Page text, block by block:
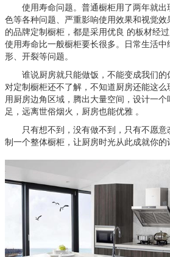
使用寿命问题。普通橱柜用了两年就出
色等各种问题、严重影响使用效果和视觉
的品牌定制橱柜，都是采用优良 的板材经
使用寿命比一般橱柜要长很多。日常生活
形、开裂等问题。
谁说厨房就只能做饭，不能变成我们的
对定制橱柜还不了解，不知道厨房还能这
用厨房边角区域，腾出大量空间，设计一
足，远离世俗烟火，厨房也能优雅 。
只有想不到，没有做不到，只有不愿意
制一个整体橱柜，让厨房时光从此成就你的